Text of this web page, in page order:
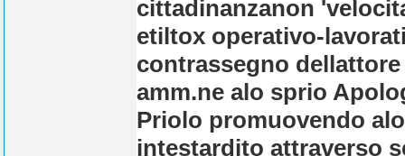
cittadinanzanon
etiltox operativo-
contrassegno
amm.ne alo sprio
Priolo promuovendo
intestardito attraverso